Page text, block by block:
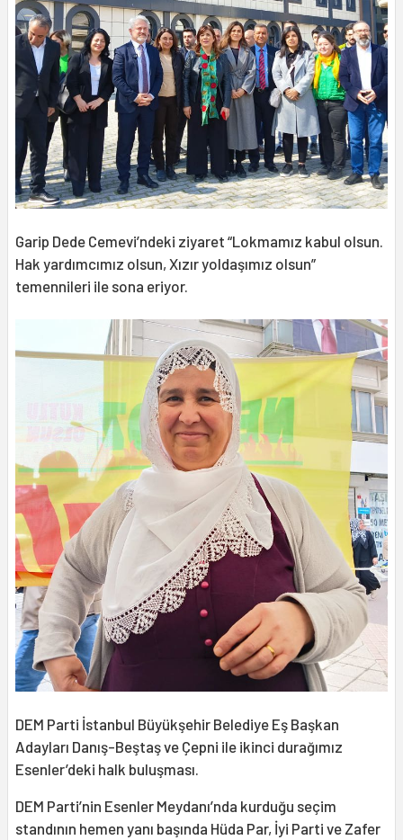
Garip Dede Cemevi’ndeki ziyaret “Lokmamız kabul olsun.
Hak yardımcımız olsun, Xızır yoldaşımız olsun”
temennileri ile sona eriyor.
DEM Parti İstanbul Büyükşehir Belediye Eş Başkan
Adayları Danış-Beştaş ve Çepni ile ikinci durağımız
Esenler’deki halk buluşması.
DEM Parti’nin Esenler Meydanı’nda kurduğu seçim
standının hemen yanı başında Hüda Par, İyi Parti ve Zafer